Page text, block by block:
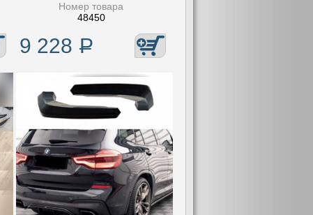
Номер товара
48450
9 228 Р